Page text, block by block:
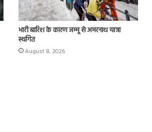
भारी बारिश के कारण जम्मू से अमरनाथ यात्रा
स्थगित
August 8, 2026